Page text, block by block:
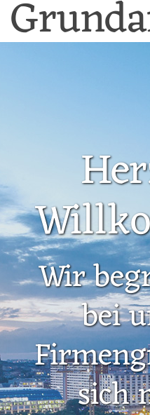
Wir
bei
sich